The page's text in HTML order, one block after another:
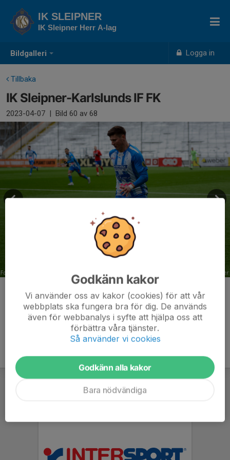
Bildgalleri Logga in
IK SLEIPNER
IK Sleipner Herr A-lag
Tillbaka
IK Sleipner-Karlslunds IF FK
2023-04-07 | Bild 60 av 68
Kommentarer
Godkänn kakor
Vi använder oss av kakor (cookies) för att vår
webbplats ska fungera bra för dig. De används
även för webbanalys i syfte att hjälpa oss att
förbättra våra tjänster.
Så använder vi cookies
Godkänn alla kakor
Bara nödvändiga